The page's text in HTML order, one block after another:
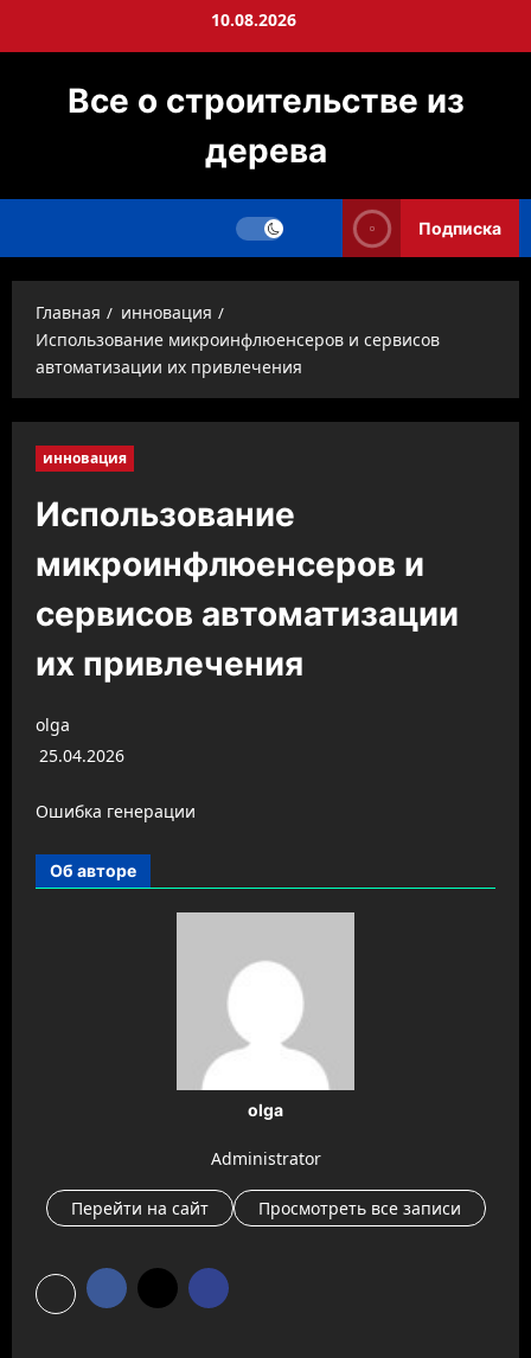
10.08.2026
Все о строительстве из
дерева
Подписка
Главная
инновация
Использование микроинфлюенсеров и сервисов
автоматизации их привлечения
инновация
Использование
микроинфлюенсеров и
сервисов автоматизации
их привлечения
olga
25.04.2026
Ошибка генерации
Об авторе
olga
Administrator
Перейти на сайт Просмотреть все записи